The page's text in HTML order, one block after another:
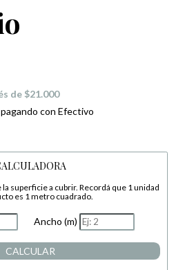
de $21.000
pagando con Efectivo
superficie a cubrir. Recordá que 1 unidad
es 1 metro cuadrado.
Ancho (m)
CALCULAR